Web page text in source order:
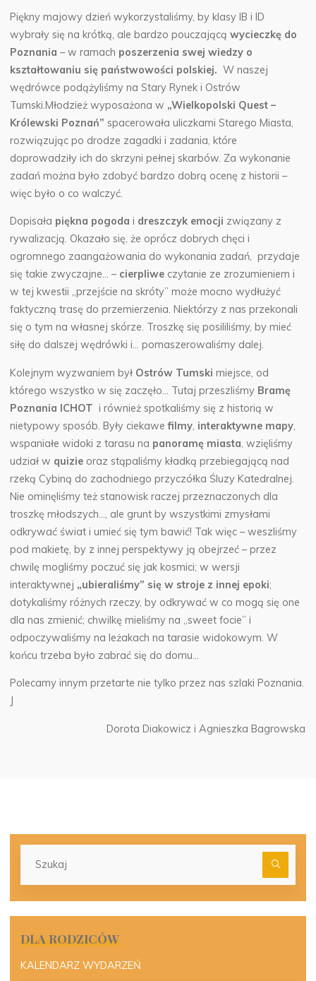
Piękny majowy dzień wykorzystaliśmy, by klasy IB i ID
wybrały się na krótką, ale bardzo pouczającą wycieczkę do
Poznania – w ramach poszerzenia swej wiedzy o
kształtowaniu się państwowości polskiej.W naszej
wędrówce podążyliśmy na Stary Rynek i Ostrów
Tumski.Młodzież wyposażona w „Wielkopolski Quest –
Królewski Poznań” spacerowała uliczkami Starego Miasta,
rozwiązując po drodze zagadki i zadania, które
doprowadziły ich do skrzyni pełnej skarbów. Za wykonanie
zadań można było zdobyć bardzo dobrą ocenę z historii –
więc było o co walczyć.
Dopisała piękna pogoda i dreszczyk emocji związany z
rywalizacją. Okazało się, że oprócz dobrych chęci i
ogromnego zaangażowania do wykonania zadań, przydaje
się takie zwyczajne… – cierpliwe czytanie ze zrozumieniem i
w tej kwestii „przejście na skróty” może mocno wydłużyć
faktyczną trasę do przemierzenia. Niektórzy z nas przekonali
się o tym na własnej skórze. Troszkę się posililiśmy, by mieć
siłę do dalszej wędrówki i… pomaszerowaliśmy dalej.
Kolejnym wyzwaniem był Ostrów Tumski miejsce, od
którego wszystko w się zaczęło… Tutaj przeszliśmy Bramę
Poznania ICHOT i również spotkaliśmy się z historią w
nietypowy sposób. Były ciekawefilmy, interaktywne mapy,
wspaniałe widoki z tarasu na panoramę miasta, wzięliśmy
udział w quizie oraz stąpaliśmy kładką przebiegającą nad
rzeką Cybiną do zachodniego przyczółka Śluzy Katedralnej.
Nie ominęliśmy też stanowisk raczej przeznaczonych dla
troszkę młodszych…, ale grunt by wszystkimi zmysłami
odkrywać świat i umieć się tym bawić! Tak więc – weszliśmy
pod makietę, by z innej perspektywy ją obejrzeć – przez
chwilę mogliśmy poczuć się jak kosmici; w wersji
interaktywnej „ubieraliśmy” się w stroje z innej epoki;
dotykaliśmy różnych rzeczy, by odkrywać w co mogą się one
dla nas zmienić; chwilkę mieliśmy na „sweet focie” i
odpoczywaliśmy na leżakach na tarasie widokowym. W
końcu trzeba było zabrać się do domu…
Polecamy innym przetarte nie tylko przez nas szlaki Poznania.
J
Dorota Diakowicz i Agnieszka Bagrowska
DLA RODZICÓW
KALENDARZ WYDARZEŃ